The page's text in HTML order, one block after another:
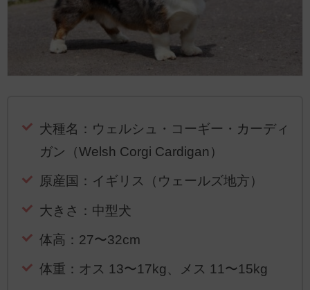
犬種名：ウェルシュ・コーギー・カーディ
ガン（Welsh Corgi Cardigan）
原産国：イギリス（ウェールズ地方）
大きさ：中型犬
体高：27〜32cm
体重：オス 13〜17kg、メス 11〜15kg